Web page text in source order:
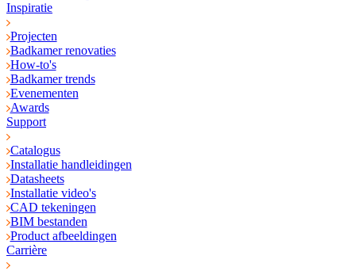
Inspiratie
Projecten
Badkamer renovaties
How-to's
Badkamer trends
Evenementen
Awards
Support
Catalogus
Installatie handleidingen
Datasheets
Installatie video's
CAD tekeningen
BIM bestanden
Product afbeeldingen
Carrière